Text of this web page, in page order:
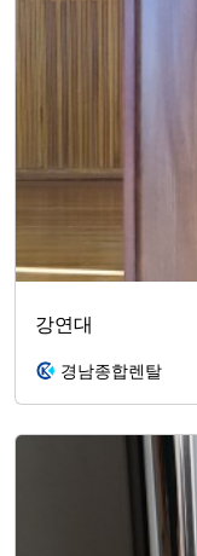
강연대
경남종합렌탈